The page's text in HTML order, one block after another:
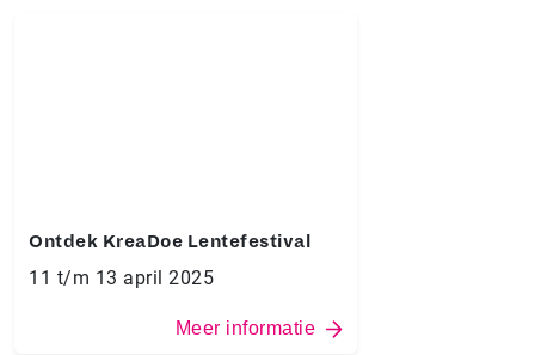
Ontdek KreaDoe Lentefestival
11 t/m 13 april 2025
Meer informatie